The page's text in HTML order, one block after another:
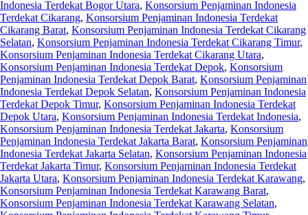
Indonesia Terdekat Bogor Utara, Konsorsium Penjaminan Indonesia
Terdekat Cikarang, Konsorsium Penjaminan Indonesia Terdekat
Cikarang Barat, Konsorsium Penjaminan Indonesia Terdekat Cikarang
Selatan, Konsorsium Penjaminan Indonesia Terdekat Cikarang Timur,
Konsorsium Penjaminan Indonesia Terdekat Cikarang Utara,
Konsorsium Penjaminan Indonesia Terdekat Depok, Konsorsium
Penjaminan Indonesia Terdekat Depok Barat, Konsorsium Penjaminan
Indonesia Terdekat Depok Selatan, Konsorsium Penjaminan Indonesia
Terdekat Depok Timur, Konsorsium Penjaminan Indonesia Terdekat
Depok Utara, Konsorsium Penjaminan Indonesia Terdekat Indonesia,
Konsorsium Penjaminan Indonesia Terdekat Jakarta, Konsorsium
Penjaminan Indonesia Terdekat Jakarta Barat, Konsorsium Penjaminan
Indonesia Terdekat Jakarta Selatan, Konsorsium Penjaminan Indonesia
Terdekat Jakarta Timur, Konsorsium Penjaminan Indonesia Terdekat
Jakarta Utara, Konsorsium Penjaminan Indonesia Terdekat Karawang,
Konsorsium Penjaminan Indonesia Terdekat Karawang Barat,
Konsorsium Penjaminan Indonesia Terdekat Karawang Selatan,